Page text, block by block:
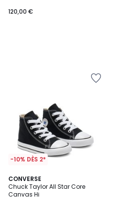
120,00 €
-10% DÈS 2*
CONVERSE
Chuck Taylor All Star Core
Canvas Hi
4,6
/ 5